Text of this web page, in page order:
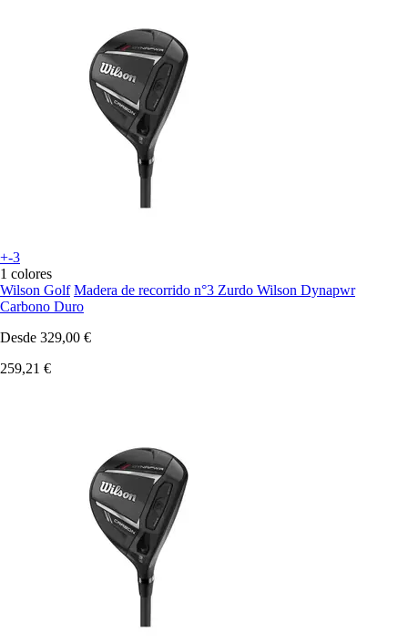
+-3
1 colores
Wilson Golf Madera de recorrido n°3 Zurdo Wilson Dynapwr
Carbono Duro
Desde 329,00 €
259,21 €